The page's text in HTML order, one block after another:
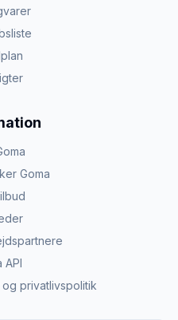
Goma
API
privatlivspolitik